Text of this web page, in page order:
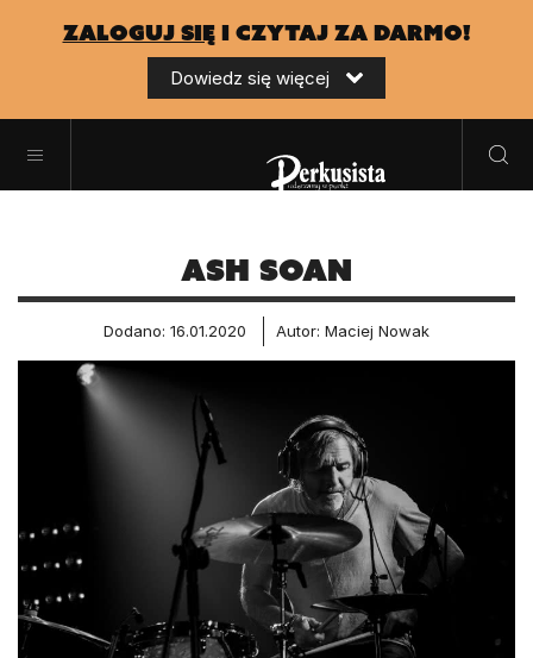
zaloguj sięi czytaj za darmo!
Dowiedz się więcej
Ash Soan
Dodano: 16.01.2020 Autor: Maciej Nowak